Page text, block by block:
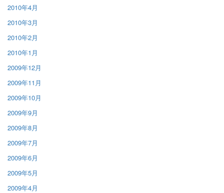
2010年4月
2010年3月
2010年2月
2010年1月
2009年12月
2009年11月
2009年10月
2009年9月
2009年8月
2009年7月
2009年6月
2009年5月
2009年4月